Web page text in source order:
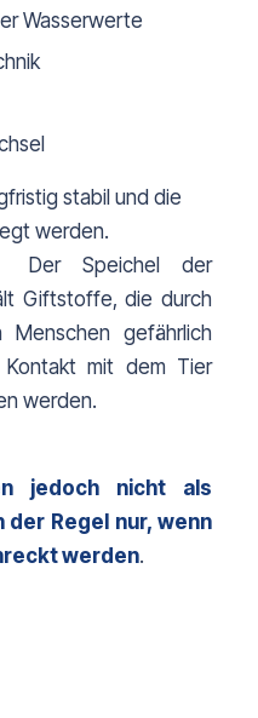
Wasserwerte
stabil und die
werden.
Speichel der
Giftstoffe, die durch
gefährlich
mit dem Tier
werden.
jedoch nicht als
Regel nur, wenn
werden.